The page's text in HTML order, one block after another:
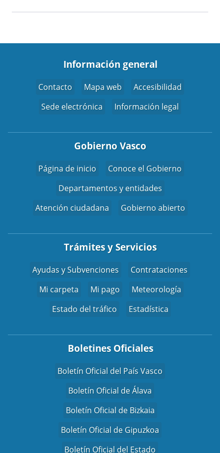
Información general
Contacto Mapa web
Accesibilidad
Sede electrónica
Información legal
Gobierno Vasco
Página de inicio
Conoce el Gobierno
Departamentos y entidades
Atención ciudadana
Gobierno abierto
Trámites y Servicios
Ayudas y Subvenciones
Contrataciones
Mi carpeta
Mi pago
Meteorología
Estado del tráfico
Estadística
Boletines Oficiales
Boletín Oficial del País Vasco
Boletín Oficial de Álava
Boletín Oficial de Bizkaia
Boletín Oficial de Gipuzkoa
Boletín Oficial del Estado